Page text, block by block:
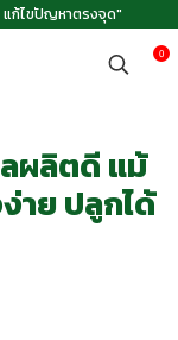
แก้ไขปัญหาตรงจุด"
0
ผลิตดี แม้
าย ปลูกได้